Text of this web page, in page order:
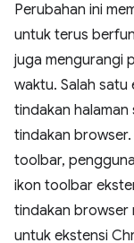
Perubahan ini
untuk terus
juga mengurangi
waktu. Salah satu
tindakan
tindakan browser.
toolbar,
ikon toolbar
tindakan browser
untuk ekstensi